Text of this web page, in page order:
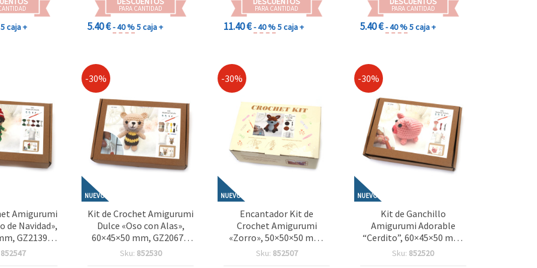
5 caja +
PARA CANTIDAD
5.40 €- 40 %5 caja +
PARA CANTIDAD
11.40 €- 40 %5 caja +
PARA CANTIDAD
5.40 €- 40 %5 caja +
Amigurumi
de Navidad»,
GZ2139 –
ganchillo
852547
-30%
NUEVO
Kit de Crochet Amigurumi
Dulce «Oso con Alas»,
60×45×50 mm, GZ2067 –
Proyecto Creativo de
Sku: 852530
-30%
NUEVO
Encantador Kit de
Crochet Amigurumi
«Zorro», 50×50×50 mm,
GZ6065 – Proyecto de
Sku: 852507
-30%
NUEVO
Kit de Ganchillo
Amigurumi Adorable
“Cerdito”, 60×45×50 mm,
GZ2040 – Proyecto de
Sku: 852520